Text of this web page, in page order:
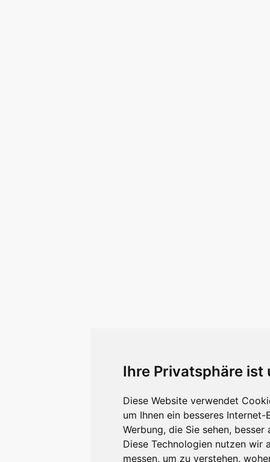
Ihre Privatsphäre ist
Diese Website verwendet
um Ihnen ein besseres
Werbung, die Sie sehen,
Diese Technologien nutzen wir
messen, um zu verstehen,